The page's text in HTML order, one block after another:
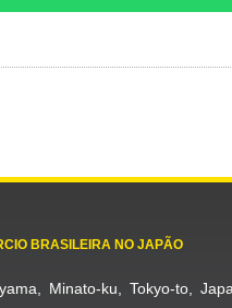
BRASILEIRA NO JAPÃO
Minato-ku, Tokyo-to,